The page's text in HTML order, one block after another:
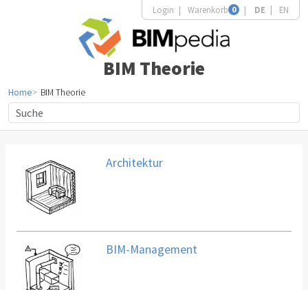
Login Warenkorb 0 DE EN
BIM Theorie
Home BIM Theorie
Architektur
BIM-Management